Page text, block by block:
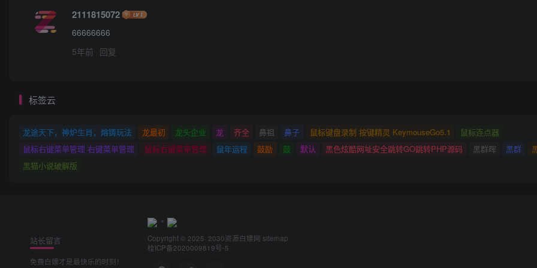
2111815072
66666666
5年前 回复
标签云
龙途天下，神炉生肖，熔铸玩法 龙最初 龙头企业 龙 齐全 鼻祖 鼻子 鼠标键盘录制 按键精灵 KeymouseGo5.1
鼠标连点器
鼠标右键菜单管理 右键菜单管理
鼠标右键菜单管理 鼠年运程 鼓励 鼓 默认 黑色炫酷网址安全跳转GO跳转PHP源码 黑群晖 黑群
黑猫小说破解版
站长留言
免费白嫖才是最快乐的时刻！
Copyright © 2025· 2030资源白嫖网 sitemap
桂ICP备2020009819号-5